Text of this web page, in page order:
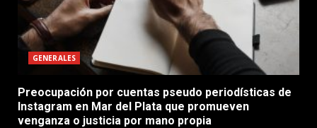
GENERALES
Preocupación por cuentas pseudo periodísticas de
Instagram en Mar del Plata que promueven
venganza o justicia por mano propia